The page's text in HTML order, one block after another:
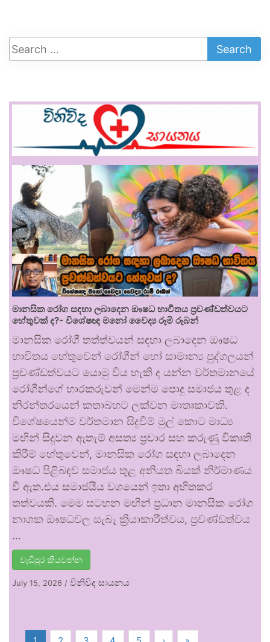
මානසික රෝග සඳහා ලබාදෙන ඖෂධ භාවිතය ප්‍රචණ්ඩත්වයට
හේතුවක් ද?- විශේෂඥ මනෝ වෛද්‍ය රූමි රූබන්
මානසික රෝගී තත්ත්වයන් සඳහා ලබාදෙන ඖෂධ
භාවිතය හේතුවෙන් රෝගීන් හෝ සාමාන්‍ය පුද්ගලයන්
ප්‍රචණ්ඩත්වයට යොමු විය හැකි ද යන්න වර්තමානයේ
රෝගීන්ගේ භාරකරුවන් මෙන්ම පොදු සමාජය තුළ ද
නිරන්තරයෙන් කතාබහට ලක්වන මාතෘකාවකි.
විශේෂයෙන්ම වර්තමාන සිදුවීම් මුල් කොට මාධ්‍ය
මඟින් සිදුවන ඇතැම් අසත්‍ය ප්‍රචාර සහ කරුණු විකෘති
කිරීම් හේතුවෙන්, මානසික රෝග සඳහා ලබාදෙන
ඖෂධ පිළිබඳව සමාජය තුළ අනියත බියක් නිර්මාණය
වී ඇත.එය සමාජයීය වශයෙන් ඉතා අහිතකර
තත්වයකි. මෙම සටහන මඟින් ප්‍රධාන මානසික රෝග
නාශක ඖෂධවල සැබෑ ක්‍රියාකාරීත්වය, ප්‍රචණ්ඩත්වය
…
වැඩිපුර කියවන්න
July 15, 2026 / විනිවිද සායනය